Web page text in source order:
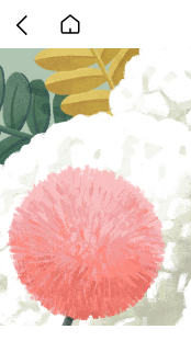
back
to
home